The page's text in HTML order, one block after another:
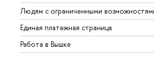
Людям с ограниченными
Единая платежная страница
Работа в Вышке